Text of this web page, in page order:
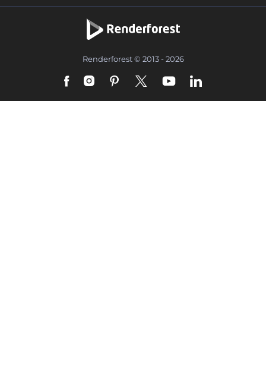
Renderforest © 2013 - 2026